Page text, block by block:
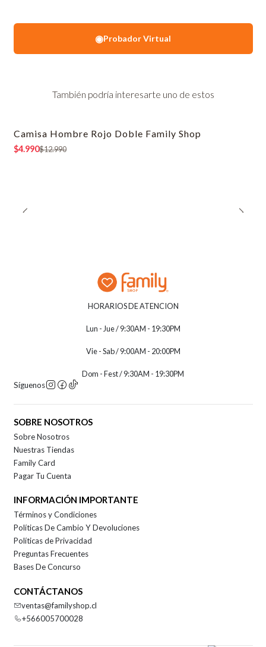
◉Probador Virtual
También podría interesarte uno de estos
-62% OFF
Camisa Hombre Rojo Doble Family Shop
$4.990$12.990
HORARIOS DE ATENCION
Lun - Jue / 9:30AM - 19:30PM
Vie - Sab / 9:00AM - 20:00PM
Dom - Fest / 9:30AM - 19:30PM
Síguenos
SOBRE NOSOTROS
Sobre Nosotros
Nuestras Tiendas
Family Card
Pagar Tu Cuenta
INFORMACIÓN IMPORTANTE
Términos y Condiciones
Políticas De Cambio Y Devoluciones
Políticas de Privacidad
Preguntas Frecuentes
Bases De Concurso
CONTÁCTANOS
ventas@familyshop.cl
+566005700028